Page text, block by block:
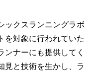
ックスランニングラボ
を対象に行われていた
ンナーにも提供してく
見と技術を生かし、ラ